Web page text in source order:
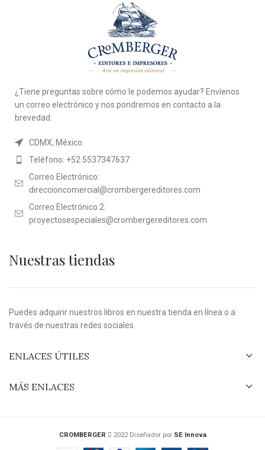
¿Tiene preguntas sobre cómo le podemos ayudar? Envíenos
un correo electrónico y nos pondremos en contacto a la
brevedad.
CDMX, México.
Teléfono: +52 5537347637
Correo Electrónico:
direccioncomercial@crombergereditores.com
Correo Electrónico 2:
proyectosespeciales@crombergereditores.com
Nuestras tiendas
Puedes adquirir nuestros libros en nuestra tienda en línea o a
través de nuestras redes sociales.
ENLACES ÚTILES
MÁS ENLACES
CROMBERGER 2022 Diseñador por SE Innova